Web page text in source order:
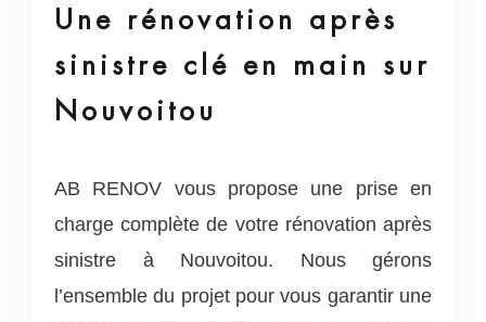
Une rénovation après
sinistre clé en main sur
Nouvoitou
AB RENOV vous propose une prise en
charge complète de votre rénovation après
sinistre à Nouvoitou. Nous gérons
l’ensemble du projet pour vous garantir une